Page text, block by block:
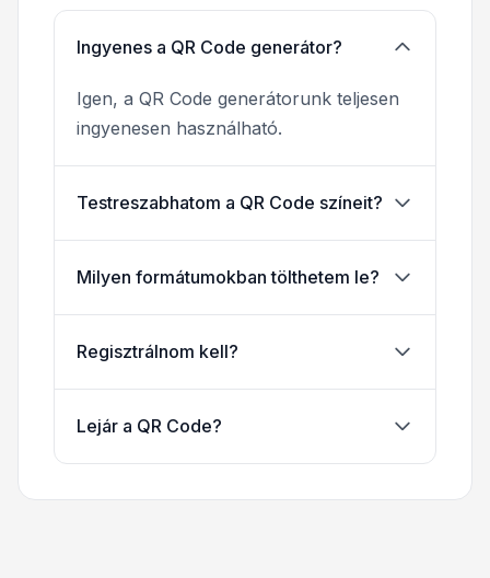
Ingyenes a QR Code generátor?
Igen, a QR Code generátorunk teljesen
ingyenesen használható.
Testreszabhatom a QR Code színeit?
Milyen formátumokban tölthetem le?
Regisztrálnom kell?
Lejár a QR Code?